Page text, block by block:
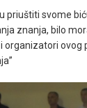
priuštiti svome
znanja, bilo
organizatori ovog